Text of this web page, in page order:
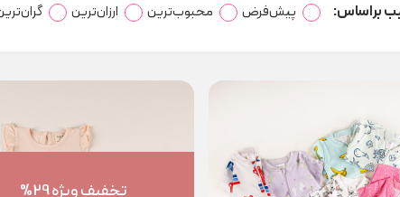
براساس: پیش‌فرض محبوب‌ترین ارزان‌ترین
تخفیف ویژه 29%